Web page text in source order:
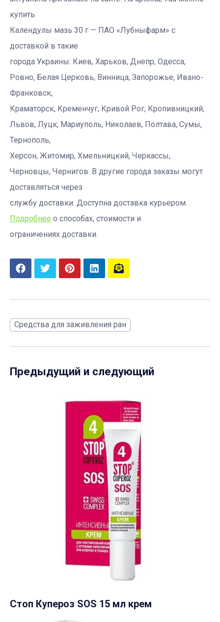
купить
Календулы мазь 30 г — ПАО «Лубныфарм» с
доставкой в такие
города Украины: Киев, Харьков, Днепр, Одесса,
Ровно, Белая Церковь, Винница, Запорожье, Ивано-
Франковск,
Краматорск, Кременчуг, Кривой Рог, Кропивницкий,
Львов, Луцк, Мариуполь, Николаев, Полтава, Сумы,
Тернополь,
Херсон, Житомир, Хмельницкий, Черкассы,
Черновцы, Чернигов. В другие города заказы могут
доставляться через
службу доставки. Доступна доставка курьером.
Подробнее о способах, стоимости и
ограничениях доставки.
Средства для заживления ран
Предыдущий и следующий
Стоп Купероз SOS 15 мл крем